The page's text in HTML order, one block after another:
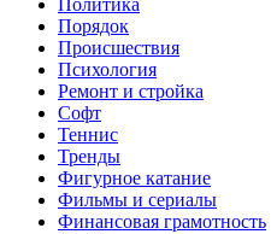
Порядок
Происшествия
Психология
Ремонт и стройка
Софт
Теннис
Тренды
Фигурное катание
Фильмы и сериалы
Финансовая грамотность